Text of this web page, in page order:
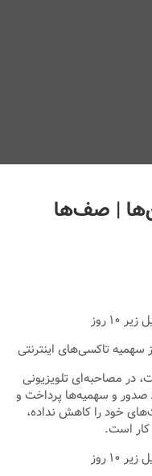
| صف‌ها
مصاحبه‌ای تلویزیونی
و سهمیه‌ها پرداخت و
خود را کاهش نداده،
است.